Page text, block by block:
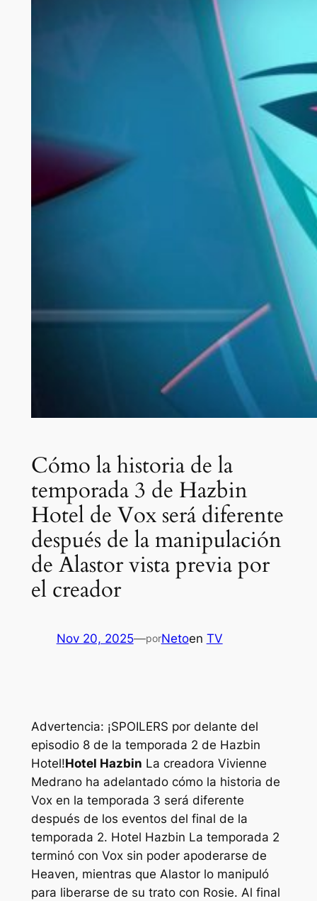
Cómo la historia de la
temporada 3 de Hazbin
Hotel de Vox será diferente
después de la manipulación
de Alastor vista previa por
el creador
Nov 20, 2025—porNetoen TV
Advertencia: ¡SPOILERS por delante del
episodio 8 de la temporada 2 de Hazbin
Hotel!Hotel Hazbin La creadora Vivienne
Medrano ha adelantado cómo la historia de
Vox en la temporada 3 será diferente
después de los eventos del final de la
temporada 2. Hotel Hazbin La temporada 2
terminó con Vox sin poder apoderarse de
Heaven, mientras que Alastor lo manipuló
para liberarse de su trato con Rosie. Al final